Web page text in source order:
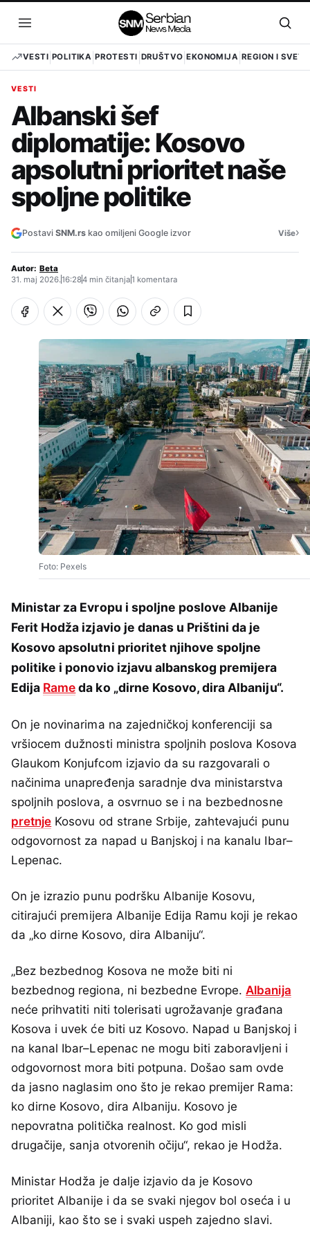
sadržaj
Otvori
meni
VESTI POLITIKA PROTESTI DRUŠTVO EKONOMIJA REGION I SVET
VESTI
Albanski šef
diplomatije: Kosovo
apsolutni prioritet naše
spoljne politike
Postavi SNM.rs kao omiljeni Google izvor Više›
Autor: Beta
31. maj 2026.16:284 min čitanja1 komentara
Foto: Pexels
Ministar za Evropu i spoljne poslove Albanije
Ferit Hodža izjavio je danas u Prištini da je
Kosovo apsolutni prioritet njihove spoljne
politike i ponovio izjavu albanskog premijera
Edija Rameda ko „dirne Kosovo, dira Albaniju“.
On je novinarima na zajedničkoj konferenciji sa
vršiocem dužnosti ministra spoljnih poslova Kosova
Glaukom Konjufcom izjavio da su razgovarali o
načinima unapređenja saradnje dva ministarstva
spoljnih poslova, a osvrnuo se i na bezbednosne
pretnje Kosovu od strane Srbije, zahtevajući punu
odgovornost za napad u Banjskoj i na kanalu Ibar–
Lepenac.
On je izrazio punu podršku Albanije Kosovu,
citirajući premijera Albanije Edija Ramu koji je rekao
da „ko dirne Kosovo, dira Albaniju“.
„Bez bezbednog Kosova ne može biti ni
bezbednog regiona, ni bezbedne Evrope.Albanija
neće prihvatiti niti tolerisati ugrožavanje građana
Kosova i uvek će biti uz Kosovo. Napad u Banjskoj i
na kanal Ibar–Lepenac ne mogu biti zaboravljeni i
odgovornost mora biti potpuna. Došao sam ovde
da jasno naglasim ono što je rekao premijer Rama:
ko dirne Kosovo, dira Albaniju. Kosovo je
nepovratna politička realnost. Ko god misli
drugačije, sanja otvorenih očiju“, rekao je Hodža.
Ministar Hodža je dalje izjavio da je Kosovo
prioritet Albanije i da se svaki njegov bol oseća i u
Albaniji, kao što se i svaki uspeh zajedno slavi.